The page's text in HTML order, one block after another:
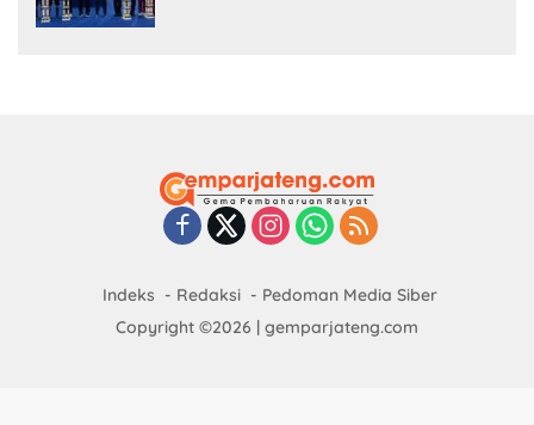
Indeks Redaksi
Pedoman Media Siber
Copyright ©2026 | gemparjateng.com